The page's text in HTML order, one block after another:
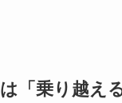
「乗り越え